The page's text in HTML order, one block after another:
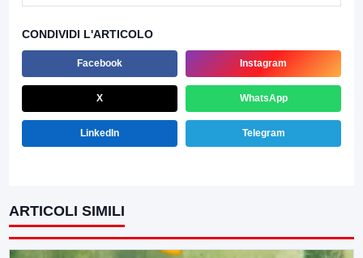
CONDIVIDI L'ARTICOLO
Facebook Instagram
X WhatsApp
LinkedIn Telegram
ARTICOLI SIMILI